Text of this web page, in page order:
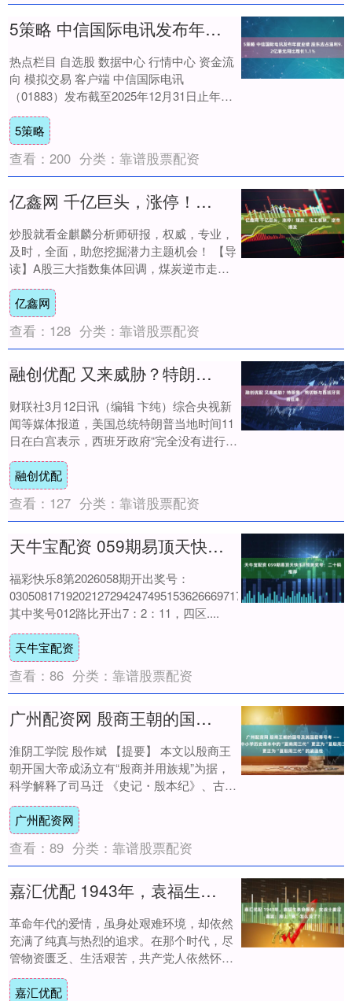
5策略 中信国际电讯发布年度业绩 股东应占溢利9.2亿港元同比增长1.1%
热点栏目 自选股 数据中心 行情中心 资金流
向 模拟交易 客户端 中信国际电讯
（01883）发布截至2025年12月31日止年度
业绩，该集团取得总收入95.67....
5策略
查看： 200 分类： 靠谱股票配资
亿鑫网 千亿巨头，涨停！煤炭、化工板块，逆市爆发
炒股就看金麒麟分析师研报，权威，专业，
及时，全面，助您挖掘潜力主题机会！ 【导
读】A股三大指数集体回调，煤炭逆市走
强，千亿兖矿能源涨停；化工板块逆市爆
发，电力、....
亿鑫网
查看： 128 分类： 靠谱股票配资
融创优配 又来威胁？特朗普：将切断与西班牙贸易往来
财联社3月12日讯（编辑 卞纯）综合央视新
闻等媒体报道，美国总统特朗普当地时间11
日在白宫表示，西班牙政府“完全没有进行合
作”，并批评其在北约事务中“没有承担应....
融创优配
查看： 127 分类： 靠谱股票配资
天牛宝配资 059期易顶天快乐8预测奖号：二十码推荐
福彩快乐8第2026058期开出奖号：
0305081719202127294247495153626669717480，
其中奖号012路比开出7：2：11，四区....
天牛宝配资
查看： 86 分类： 靠谱股票配资
广州配资网 殷商王朝的国号及其国君尊号考 ——兼论教育界将中小学历史课本中的“夏商周三代” 更正为“夏殷周三代”的紧迫性
淮阴工学院 殷作斌 【提要】 本文以殷商王
朝开国大帝成汤立有“殷商并用族规”为据，
科学解释了司马迁 《史记・殷本纪》、古本
《竹书纪年》等国史文献中只“称殷称帝”....
广州配资网
查看： 89 分类： 靠谱股票配资
嘉汇优配 1943年，袁福生奉命相亲，女战士羞涩直言：脸上“疤”怎么没了？
革命年代的爱情，虽身处艰难环境，却依然
充满了纯真与热烈的追求。在那个时代，尽
管物资匮乏、生活艰苦，共产党人依然怀抱
对爱情的美好憧憬，保持着对真挚情感的渴
望。 1....
嘉汇优配